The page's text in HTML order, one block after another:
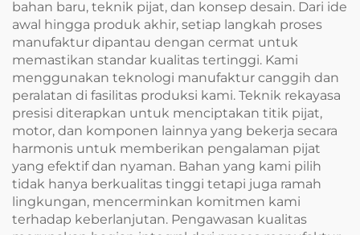
bahan baru, teknik pijat, dan konsep desain. Dari ide
awal hingga produk akhir, setiap langkah proses
manufaktur dipantau dengan cermat untuk
memastikan standar kualitas tertinggi. Kami
menggunakan teknologi manufaktur canggih dan
peralatan di fasilitas produksi kami. Teknik rekayasa
presisi diterapkan untuk menciptakan titik pijat,
motor, dan komponen lainnya yang bekerja secara
harmonis untuk memberikan pengalaman pijat
yang efektif dan nyaman. Bahan yang kami pilih
tidak hanya berkualitas tinggi tetapi juga ramah
lingkungan, mencerminkan komitmen kami
terhadap keberlanjutan. Pengawasan kualitas